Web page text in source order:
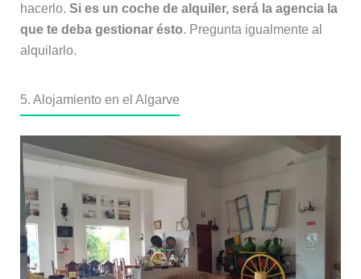
hacerlo. Si es un coche de alquiler, será la agencia la
que te deba gestionar ésto. Pregunta igualmente al
alquilarlo.
5. Alojamiento en el Algarve